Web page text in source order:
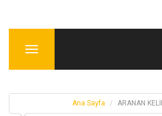
Menu
Ana Sayfa ARANAN